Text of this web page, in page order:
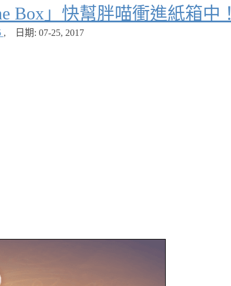
Box」快幫胖喵衝進紙箱中！
, 日期: 07-25, 2017